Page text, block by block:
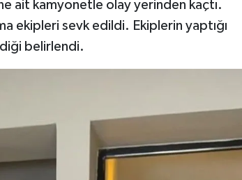
ait kamyonetle olay yerinden kaçtı.
ekipleri sevk edildi. Ekiplerin yaptığı
belirlendi.